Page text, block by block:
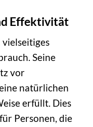
Effektivität
vielseitiges
Seine
vor
natürlichen
erfüllt. Dies
Personen, die